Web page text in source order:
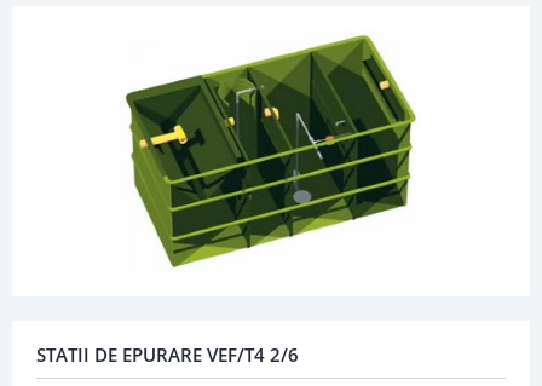
STATII DE EPURARE VEF/T4 2/6